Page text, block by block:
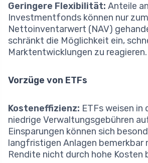
Geringere Flexibilität: Anteile an
Investmentfonds können nur
Nettoinventarwert (NAV)
schränkt die Möglichkeit ein,
Marktentwicklungen zu reagieren.
Vorzüge von ETFs
Kosteneffizienz: ETFs weisen in
niedrige Verwaltungsgebühren
Einsparungen können sich
langfristigen Anlagen bemerkbar
Rendite nicht durch hohe Kosten